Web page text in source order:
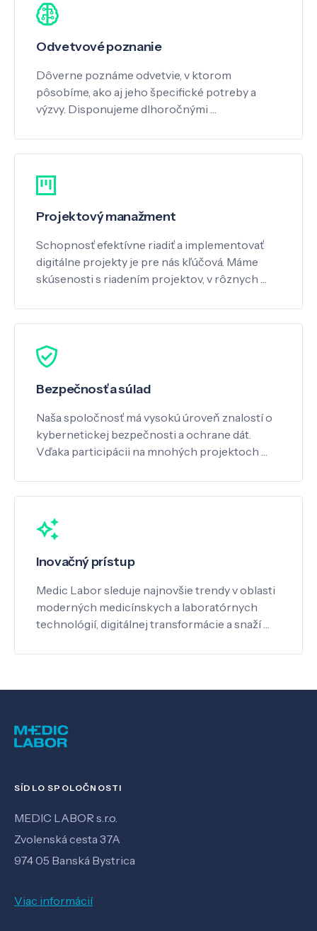
Odvetvové poznanie
Dôverne poznáme odvetvie, v ktorom
pôsobíme, ako aj jeho špecifické potreby a
výzvy. Disponujeme dlhoročnými …
Projektový manažment
Schopnosť efektívne riadiť a implementovať
digitálne projekty je pre nás kľúčová. Máme
skúsenosti s riadením projektov, v rôznych …
Bezpečnosť a súlad
Naša spoločnosť má vysokú úroveň znalostí o
kybernetickej bezpečnosti a ochrane dát.
Vďaka participácii na mnohých projektoch …
Inovačný prístup
Medic Labor sleduje najnovšie trendy v oblasti
moderných medicínskych a laboratórnych
technológií, digitálnej transformácie a snaží …
SÍDLO SPOLOČNOSTI
MEDIC LABOR s.r.o.
Zvolenská cesta 37A
974 05 Banská Bystrica
Viac informácií